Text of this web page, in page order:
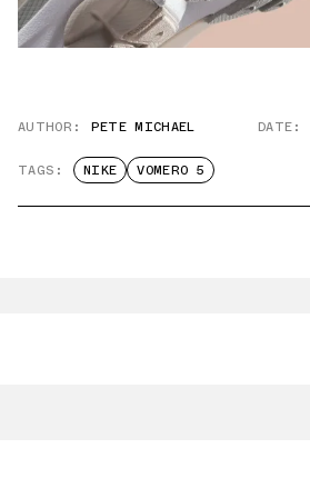
AUTHOR: PETE MICHAEL DATE:
TAGS: NIKE VOMERO 5